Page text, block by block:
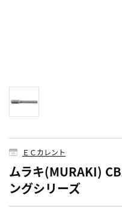
ＥＣカレント
ムラキ(MURAKI)
ングシリーズ